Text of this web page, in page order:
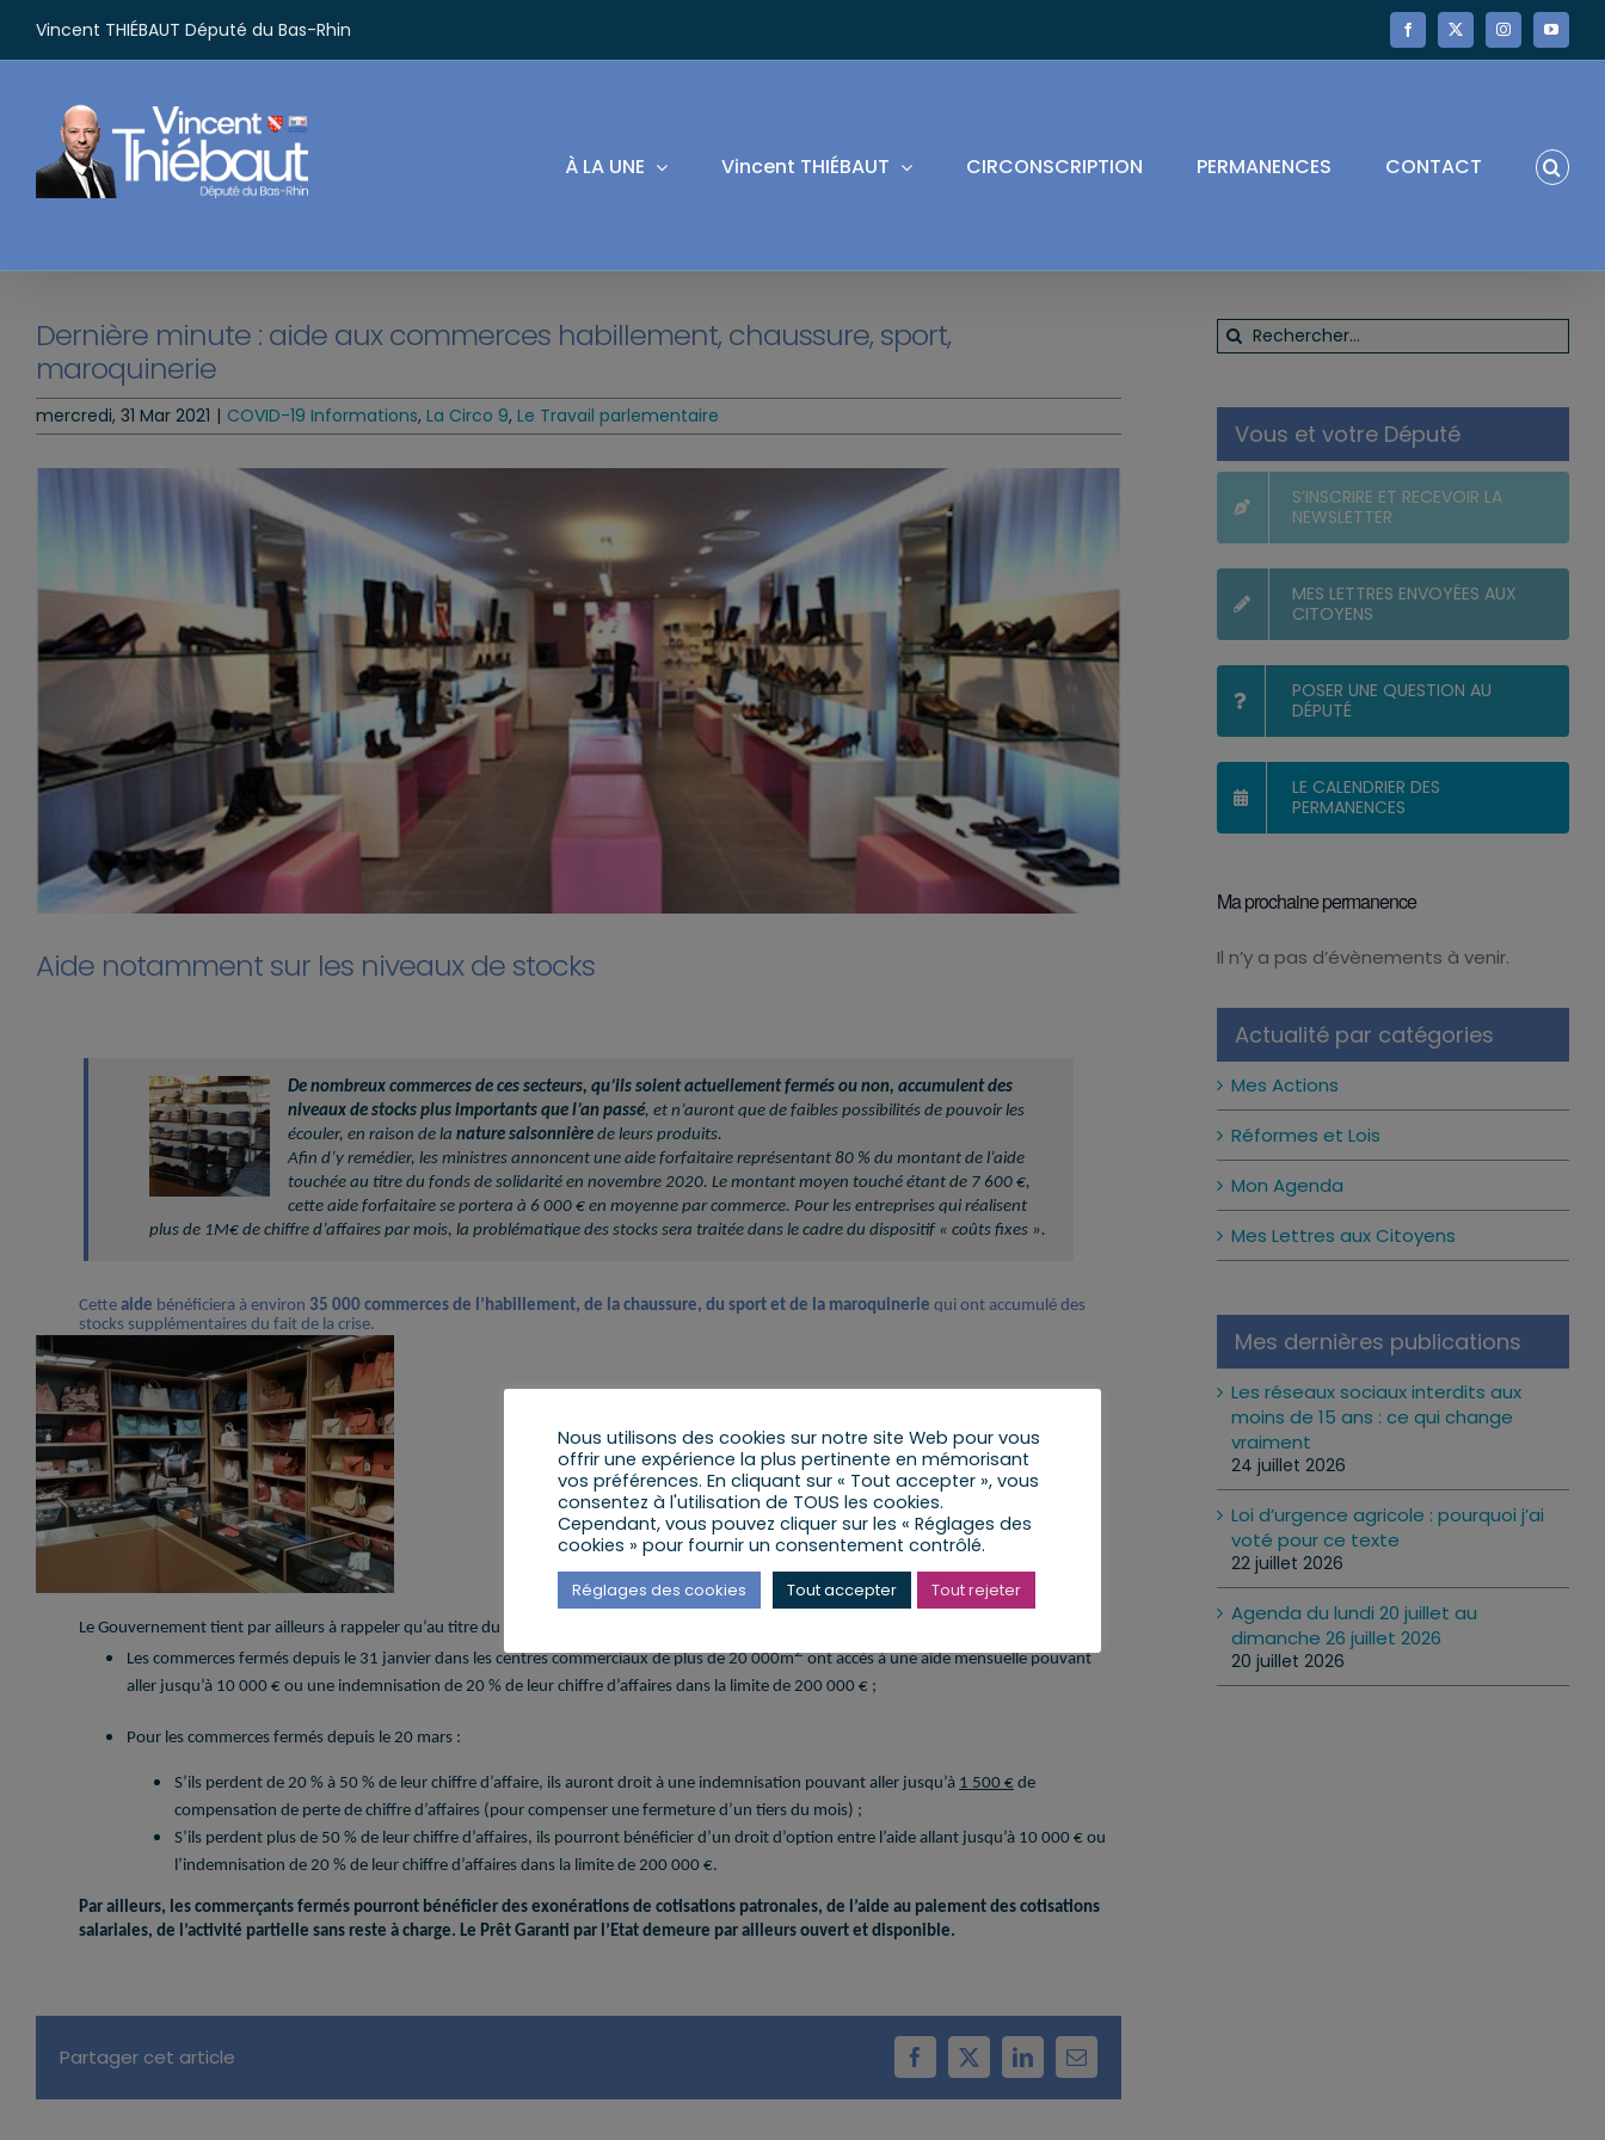
contenu
Vincent THIÉBAUT Député du Bas-Rhin Facebook
X InstagramYouTube
À LA UNE Vincent THIÉBAUT CIRCONSCRIPTION PERMANENCES CONTACT
Dernière minute : aide aux commerces habillement, chaussure, sport,
maroquinerie
mercredi, 31 Mar 2021 | COVID-19 Informations, La Circo 9, Le Travail parlementaire
Aide notamment sur les niveaux de stocks
De nombreux commerces de ces secteurs, qu’ils soient actuellement fermés ou non, accumulent des
niveaux de stocks plus importants que l’an passé, et n’auront que de faibles possibilités de pouvoir les
écouler, en raison de la nature saisonnière de leurs produits.
Afin d’y remédier, les ministres annoncent une aide forfaitaire représentant 80 % du montant de l’aide
touchée au titre du fonds de solidarité en novembre 2020. Le montant moyen touché étant de 7 600 €,
cette aide forfaitaire se portera à 6 000 € en moyenne par commerce. Pour les entreprises qui réalisent
plus de 1M€ de chiffre d’affaires par mois, la problématique des stocks sera traitée dans le cadre du dispositif « coûts fixes ».
Cette aide bénéficiera à environ 35 000 commerces de l’habillement, de la chaussure, du sport et de la maroquinerie qui ont accumulé des
stocks supplémentaires du fait de la crise.
Le Gouvernement tient par ailleurs à rappeler qu’au titre du fonds de solidarité :
Les commerces fermés depuis le 31 janvier dans les centres commerciaux de plus de 20 000m2 ont accès à une aide mensuelle pouvant
aller jusqu’à 10 000 € ou une indemnisation de 20 % de leur chiffre d’affaires dans la limite de 200 000 € ;
Pour les commerces fermés depuis le 20 mars :
S’ils perdent de 20 % à 50 % de leur chiffre d’affaire, ils auront droit à une indemnisation pouvant aller jusqu’à 1 500 € de
compensation de perte de chiffre d’affaires (pour compenser une fermeture d’un tiers du mois) ;
S’ils perdent plus de 50 % de leur chiffre d’affaires, ils pourront bénéficier d’un droit d’option entre l’aide allant jusqu’à 10 000 € ou
l’indemnisation de 20 % de leur chiffre d’affaires dans la limite de 200 000 €.
Par ailleurs, les commerçants fermés pourront bénéficier des exonérations de cotisations patronales, de l’aide au paiement des cotisations
salariales, de l’activité partielle sans reste à charge. Le Prêt Garanti par l’Etat demeure par ailleurs ouvert et disponible.
Partager cet article Facebook
X LinkedInEmail
Rechercher:
Vous et votre Député
S’INSCRIRE ET RECEVOIR LA
NEWSLETTER
MES LETTRES ENVOYÉES AUX
CITOYENS
POSER UNE QUESTION AU
DÉPUTÉ
LE CALENDRIER DES
PERMANENCES
Ma prochaine permanence
Notice
Il n’y a pas d’évènements à venir.
Actualité par catégories
Mes Actions
Réformes et Lois
Mon Agenda
Mes Lettres aux Citoyens
Mes dernières publications
Les réseaux sociaux interdits aux
moins de 15 ans : ce qui change
vraiment
24 juillet 2026
Loi d’urgence agricole : pourquoi j’ai
voté pour ce texte
22 juillet 2026
Agenda du lundi 20 juillet au
dimanche 26 juillet 2026
20 juillet 2026
Nous utilisons des cookies sur notre site Web pour vous
offrir une expérience la plus pertinente en mémorisant
vos préférences. En cliquant sur « Tout accepter », vous
consentez à l'utilisation de TOUS les cookies.
Cependant, vous pouvez cliquer sur les « Réglages des
cookies » pour fournir un consentement contrôlé.
Réglages des cookies Tout accepter Tout rejeter